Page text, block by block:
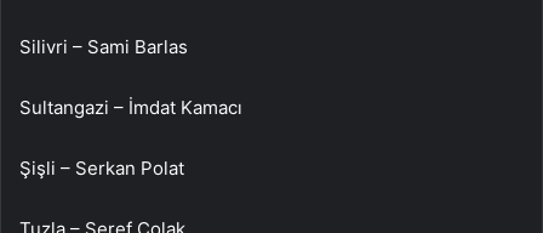
Silivri – Sami Barlas
Sultangazi – İmdat Kamacı
Şişli – Serkan Polat